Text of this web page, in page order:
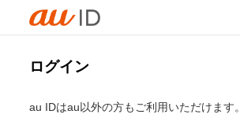
ログイン
au IDはau以外の方もご利用いただけます。